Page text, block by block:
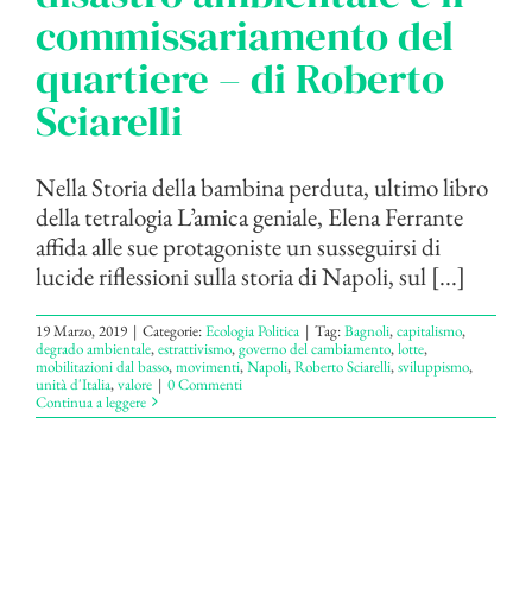
commissariamento del
quartiere – di Roberto
Sciarelli
Nella Storia della bambina perduta, ultimo libro
della tetralogia L’amica geniale, Elena Ferrante
affida alle sue protagoniste un susseguirsi di
lucide riflessioni sulla storia di Napoli, sul [...]
19 Marzo, 2019 | Categorie:Ecologia Politica | Tag:Bagnoli,capitalismo,
degrado ambientale,estrattivismo,governo del cambiamento,lotte,
mobilitazioni dal basso,movimenti,Napoli,Roberto Sciarelli,sviluppismo,
unità d'Italia,valore | 0 Commenti
Continua a leggere